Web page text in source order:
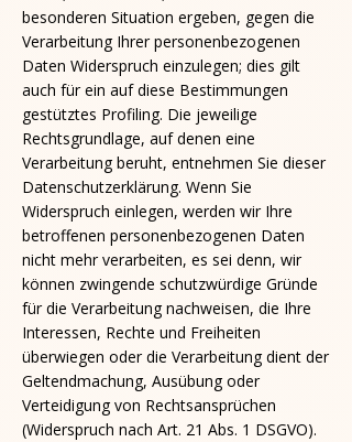
besonderen Situation ergeben, gegen die
Verarbeitung Ihrer personenbezogenen
Daten Widerspruch einzulegen; dies gilt
auch für ein auf diese Bestimmungen
gestütztes Profiling. Die jeweilige
Rechtsgrundlage, auf denen eine
Verarbeitung beruht, entnehmen Sie dieser
Datenschutzerklärung. Wenn Sie
Widerspruch einlegen, werden wir Ihre
betroffenen personenbezogenen Daten
nicht mehr verarbeiten, es sei denn, wir
können zwingende schutzwürdige Gründe
für die Verarbeitung nachweisen, die Ihre
Interessen, Rechte und Freiheiten
überwiegen oder die Verarbeitung dient der
Geltendmachung, Ausübung oder
Verteidigung von Rechtsansprüchen
(Widerspruch nach Art. 21 Abs. 1 DSGVO).